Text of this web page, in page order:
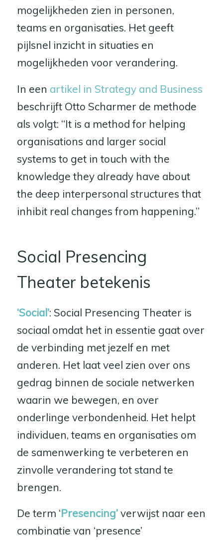
mogelijkheden zien in personen,
teams en organisaties. Het geeft
pijlsnel inzicht in situaties en
mogelijkheden voor verandering.
In een artikel in Strategy and Business
beschrijft Otto Scharmer de methode
als volgt: “It is a method for helping
organisations and larger social
systems to get in touch with the
knowledge they already have about
the deep interpersonal structures that
inhibit real changes from happening.”
Social Presencing
Theater betekenis
‘Social’: Social Presencing Theater is
sociaal omdat het in essentie gaat over
de verbinding met jezelf en met
anderen. Het laat veel zien over ons
gedrag binnen de sociale netwerken
waarin we bewegen, en over
onderlinge verbondenheid. Het helpt
individuen, teams en organisaties om
de samenwerking te verbeteren en
zinvolle verandering tot stand te
brengen.
De term ‘Presencing’verwijst naar een
combinatie van ‘presence’